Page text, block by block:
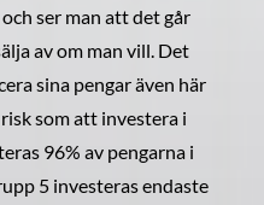
ser man att det går
av om man vill. Det
sina pengar även här
som att investera i
96% av pengarna i
5 investeras endaste